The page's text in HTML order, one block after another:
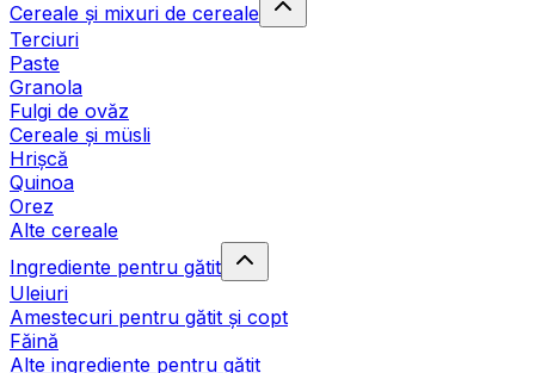
Cereale și mixuri de cereale
Terciuri
Paste
Granola
Fulgi de ovăz
Cereale și müsli
Hrișcă
Quinoa
Orez
Alte cereale
Ingrediente pentru gătit
Uleiuri
Amestecuri pentru gătit și copt
Făină
Alte ingrediente pentru gătit